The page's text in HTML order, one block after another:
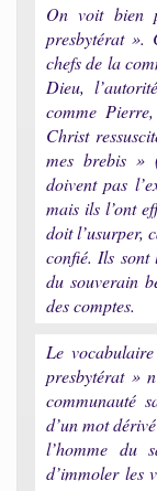
On voit bien
presbytérat ».
chefs de la
Dieu,
comme
Christ
mes brebis »
doivent pas
mais ils l’ont
doit l’usurper,
confié. Ils sont
du souverain
des comptes.
Le
presbytérat »
communauté
d’un mot
l’homme du
d’immoler les